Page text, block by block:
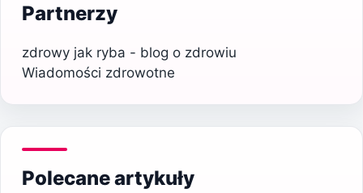
Partnerzy
zdrowy jak ryba - blog o zdrowiu
Wiadomości zdrowotne
Polecane artykuły